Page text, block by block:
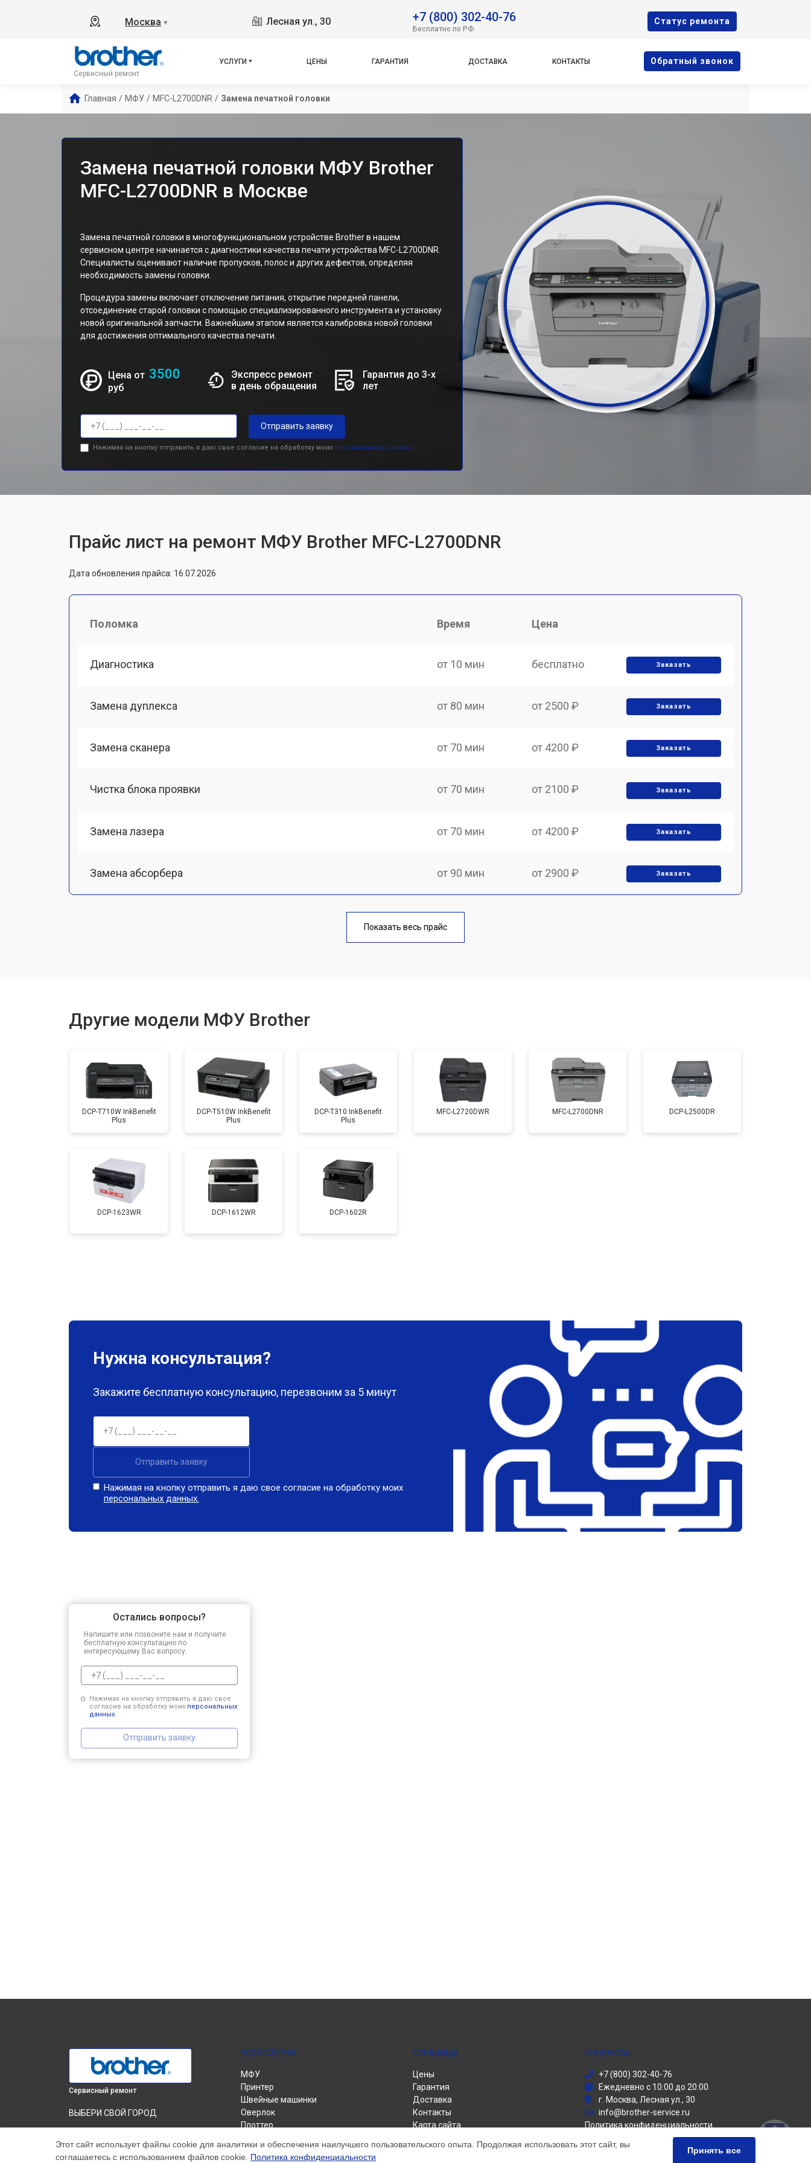
Москва ▼ Лесная ул., 30 +7 (800) 302-40-76
Бесплатно по РФ
Cтатус ремонта
Сервисный ремонт
УСЛУГИ ЦЕНЫ ГАРАНТИЯ ДОСТАВКА КОНТАКТЫ Oбратный звонок
Главная / МФУ / MFC-L2700DNR / Замена печатной головки
Замена печатной головки МФУ Brother
MFC-L2700DNR в Москве
Замена печатной головки в многофункциональном устройстве Brother в нашем
сервисном центре начинается с диагностики качества печати устройства MFC-L2700DNR.
Специалисты оценивают наличие пропусков, полос и других дефектов, определяя
необходимость замены головки.
Процедура замены включает отключение питания, открытие передней панели,
отсоединение старой головки с помощью специализированного инструмента и установку
новой оригинальной запчасти. Важнейшим этапом является калибровка новой головки
для достижения оптимального качества печати.
Цена от 3500
руб
Экспресс ремонт
в день обращения
Гарантия до 3-х
лет
Отправить заявку
Нажимая на кнопку отправить я даю свое согласие на обработку моих персональных данных.
Прайс лист на ремонт МФУ Brother MFC-L2700DNR
Дата обновления прайса: 16.07.2026
Поломка Время Цена
Диагностика от 10 мин бесплатно Заказать
Замена дуплекса от 80 мин от 2500 ₽ Заказать
Замена сканера от 70 мин от 4200 ₽ Заказать
Чистка блока проявки от 70 мин от 2100 ₽ Заказать
Замена лазера от 70 мин от 4200 ₽ Заказать
Замена абсорбера от 90 мин от 2900 ₽ Заказать
от 60 мин
Замена каретки от 90 мин от 2800 ₽ Заказать
Замена Wi-Fi
Замена блока питания
Замена вала
Показать весь прайс
Другие модели МФУ Brother
DCP-T710W InkBenefit
Plus
DCP-T510W InkBenefit
Plus
DCP-T310 InkBenefit
Plus
MFC-L2720DWR MFC-L2700DNR DCP-L2500DR
DCP-1623WR DCP-1612WR DCP-1602R
Нужна консультация?
Закажите бесплатную консультацию, перезвоним за 5 минут
Отправить заявку
Нажимая на кнопку отправить я даю свое согласие на обработку моих
персональных данных.
Остались вопросы?
Напишите или позвоните нам и получите
бесплатную консультацию по
интересующему Вас вопросу.
Нажимая на кнопку отправить я даю свое
согласие на обработку моих персональных
данных.
Отправить заявку
Сервисный ремонт
ВЫБЕРИ СВОЙ ГОРОД
L2700DNR Brother вКраснодаре
Замена печатной головки МФУ MFC-
УСТРОЙСТВА
МФУ
Принтер
Швейные машинки
Оверлок
Плоттер
СТРАНИЦЫ
Цены
Гарантия
Доставка
Контакты
Карта сайта
КОНТАКТЫ
+7 (800) 302-40-76
Ежедневно с 10:00 до 20:00
г. Москва, Лесная ул., 30
info@brother-service.ru
Политика конфиденциальности
Способы оплаты
Этот сайт использует файлы cookie для аналитики и обеспечения наилучшего пользовательского опыта. Продолжая использовать этот сайт, вы
соглашаетесь с использованием файлов cookie. Политика конфиденциальности
Принять все